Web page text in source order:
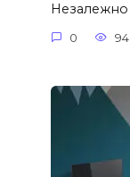
Незалежно
0 94